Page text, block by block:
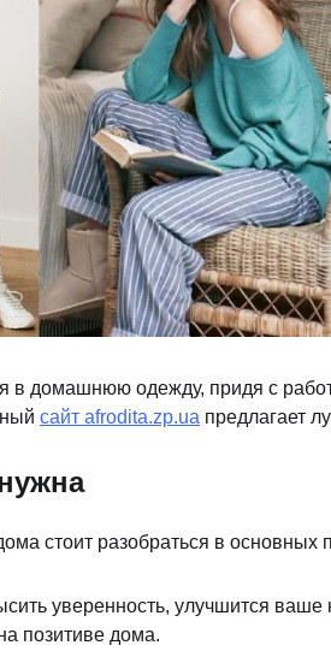
в домашнюю одежду, придя с
сайт afrodita.zp.ua предлагает
стоит разобраться в
уверенность, улучшится ваше
позитиве дома.